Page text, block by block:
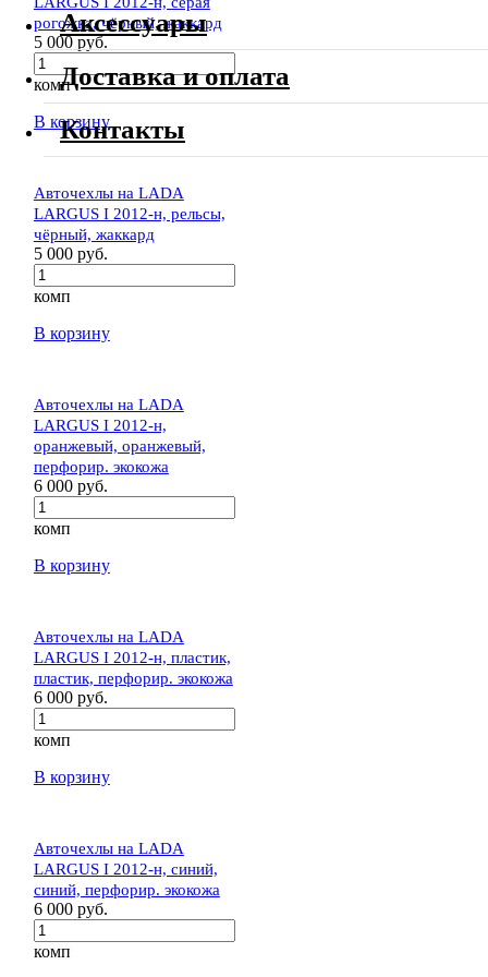
рогожка, чёрный, жаккард
5 000 руб.
комп
В корзину
Авточехлы на LADA
LARGUS I 2012-н, рельсы,
чёрный, жаккард
5 000 руб.
комп
В корзину
Авточехлы на LADA
LARGUS I 2012-н,
оранжевый, оранжевый,
перфорир. экокожа
6 000 руб.
комп
В корзину
Авточехлы на LADA
LARGUS I 2012-н, пластик,
пластик, перфорир. экокожа
6 000 руб.
комп
В корзину
Авточехлы на LADA
LARGUS I 2012-н, синий,
синий, перфорир. экокожа
6 000 руб.
комп
Аксессуары
Доставка и оплата
Контакты